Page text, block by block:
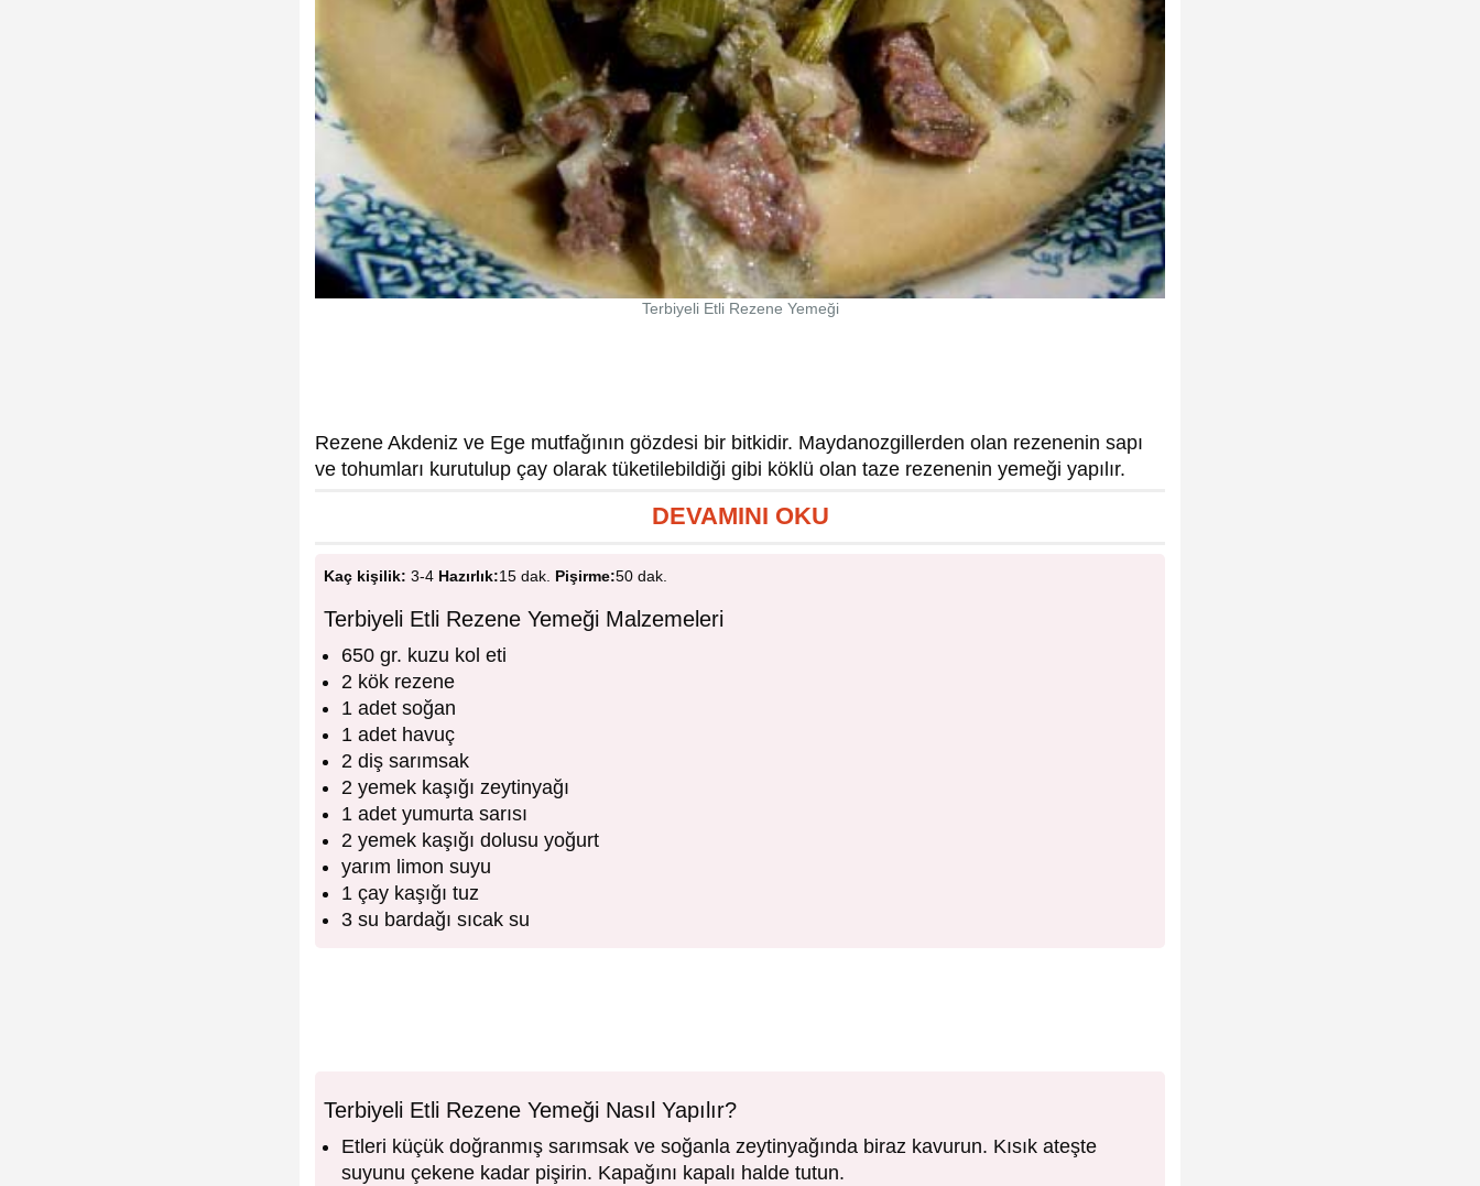
Terbiyeli Etli Rezene Yemeği
Rezene Akdeniz ve Ege mutfağının gözdesi bir bitkidir. Maydanozgillerden olan rezenenin sapı
ve tohumları kurutulup çay olarak tüketilebildiği gibi köklü olan taze rezenenin yemeği yapılır.
DEVAMINI OKU
Kaç kişilik: 3-4 Hazırlık:15 dak. Pişirme:50 dak.
Terbiyeli Etli Rezene Yemeği Malzemeleri
650 gr. kuzu kol eti
2 kök rezene
1 adet soğan
1 adet havuç
2 diş sarımsak
2 yemek kaşığı zeytinyağı
1 adet yumurta sarısı
2 yemek kaşığı dolusu yoğurt
yarım limon suyu
1 çay kaşığı tuz
3 su bardağı sıcak su
Terbiyeli Etli Rezene Yemeği Nasıl Yapılır?
Etleri küçük doğranmış sarımsak ve soğanla zeytinyağında biraz kavurun. Kısık ateşte
suyunu çekene kadar pişirin. Kapağını kapalı halde tutun.